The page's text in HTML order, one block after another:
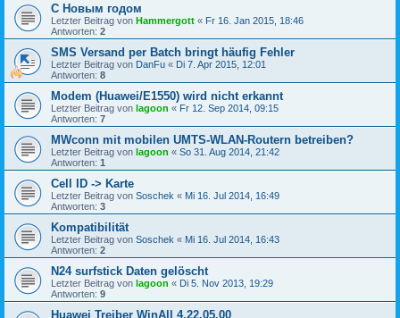
C Новым годом
Letzter Beitrag von Hammergott « Fr 16. Jan 2015, 18:46
Antworten: 2
SMS Versand per Batch bringt häufig Fehler
Letzter Beitrag von DanFu « Di 7. Apr 2015, 12:01
Antworten: 8
Modem (Huawei/E1550) wird nicht erkannt
Letzter Beitrag von lagoon « Fr 12. Sep 2014, 09:15
Antworten: 7
MWconn mit mobilen UMTS-WLAN-Routern betreiben?
Letzter Beitrag von lagoon « So 31. Aug 2014, 21:42
Antworten: 1
Cell ID -> Karte
Letzter Beitrag von Soschek « Mi 16. Jul 2014, 16:49
Antworten: 3
Kompatibilität
Letzter Beitrag von Soschek « Mi 16. Jul 2014, 16:43
Antworten: 2
N24 surfstick Daten gelöscht
Letzter Beitrag von lagoon « Di 5. Nov 2013, 19:29
Antworten: 9
Huawei Treiber WinAll 4.22.05.00